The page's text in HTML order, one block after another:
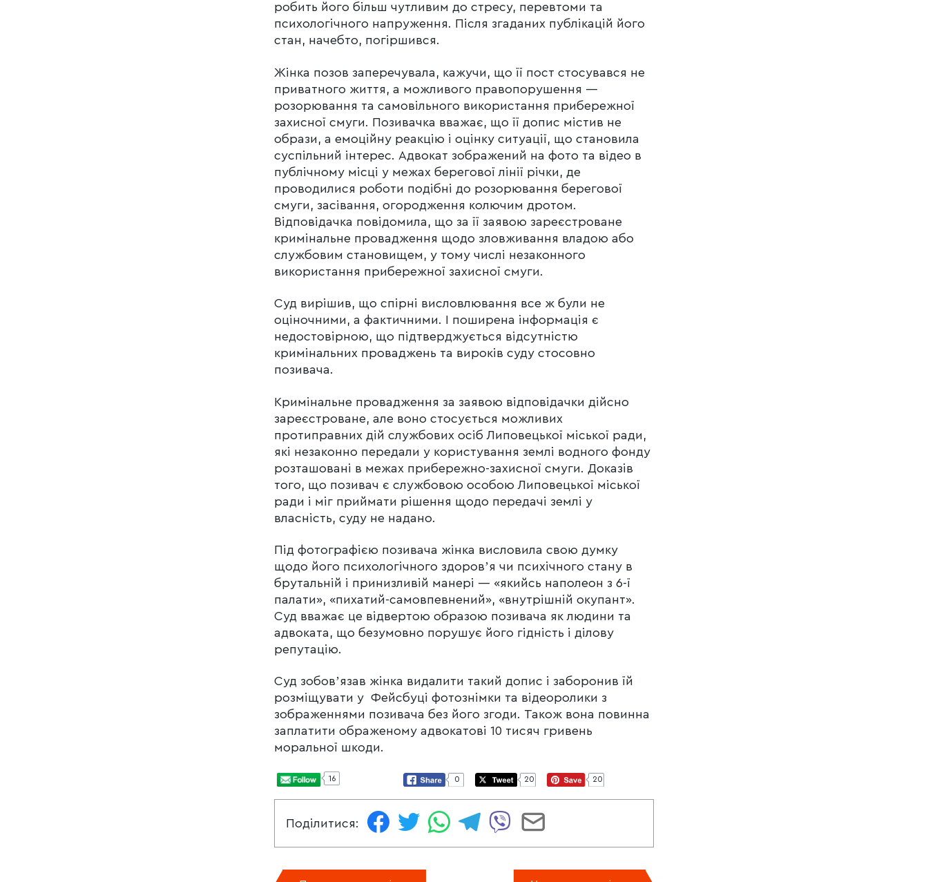
робить його більш чутливим до стресу, перевтоми та
психологічного напруження. Після згаданих публікацій його
стан, начебто, погіршився.
Жінка позов заперечувала, кажучи, що її пост стосувався не
приватного життя, а можливого правопорушення —
розорювання та самовільного використання прибережної
захисної смуги. Позивачка вважає, що її допис містив не
образи, а емоційну реакцію і оцінку ситуації, що становила
суспільний інтерес. Адвокат зображений на фото та відео в
публічному місці у межах берегової лінії річки, де
проводилися роботи подібні до розорювання берегової
смуги, засівання, огородження колючим дротом.
Відповідачка повідомила, що за її заявою зареєстроване
кримінальне провадження щодо зловживання владою або
службовим становищем, у тому числі незаконного
використання прибережної захисної смуги.
Суд вирішив, що спірні висловлювання все ж були не
оціночними, а фактичними. І поширена інформація є
недостовірною, що підтверджується відсутністю
кримінальних проваджень та вироків суду стосовно
позивача.
Кримінальне провадження за заявою відповідачки дійсно
зареєстроване, але воно стосується можливих
протиправних дій службових осіб Липовецької міської ради,
які незаконно передали у користування землі водного фонду
розташовані в межах прибережно-захисної смуги. Доказів
того, що позивач є службовою особою Липовецької міської
ради і міг приймати рішення щодо передачі землі у
власність, суду не надано.
Під фотографією позивача жінка висловила свою думку
щодо його психологічного здоровʼя чи психічного стану в
брутальній і принизливій манері — «якийсь наполеон з 6-ї
палати», «пихатий-самовпевнений», «внутрішній окупант».
Суд вважає це відвертою образою позивача як людини та
адвоката, що безумовно порушує його гідність і ділову
репутацію.
Суд зобовʼязав жінка видалити такий допис і заборонив їй
розміщувати у Фейсбуці фотознімки та відеоролики з
зображеннями позивача без його згоди. Також вона повинна
заплатити ображеному адвокатові 10 тисяч гривень
моральної шкоди.
16 0 20 20
Поділитися: